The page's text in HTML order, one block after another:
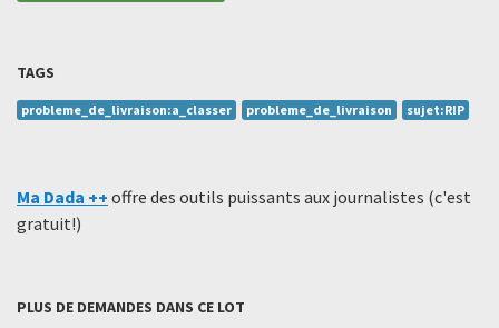
TAGS
probleme_de_livraison:a_classer probleme_de_livraison sujet:RIP
Ma Dada ++ offre des outils puissants aux journalistes (c'est
gratuit!)
PLUS DE DEMANDES DANS CE LOT